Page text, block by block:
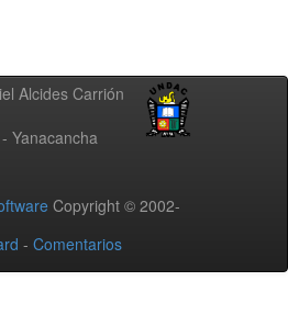
Alcides Carrión
Yanacancha
Copyright © 2002-
- Comentarios